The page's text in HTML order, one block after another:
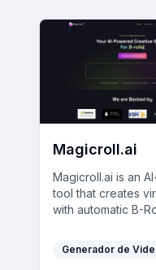
Magicroll.ai
Magicroll.ai is an
tool that creates
with automatic B-
making
Generador de